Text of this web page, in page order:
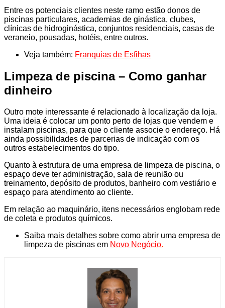
Entre os potenciais clientes neste ramo estão donos de
piscinas particulares, academias de ginástica, clubes,
clínicas de hidroginástica, conjuntos residenciais, casas de
veraneio, pousadas, hotéis, entre outros.
Veja também: Franquias de Esfihas
Limpeza de piscina – Como ganhar
dinheiro
Outro mote interessante é relacionado à localização da loja.
Uma ideia é colocar um ponto perto de lojas que vendem e
instalam piscinas, para que o cliente associe o endereço. Há
ainda possibilidades de parcerias de indicação com os
outros estabelecimentos do tipo.
Quanto à estrutura de uma empresa de limpeza de piscina, o
espaço deve ter administração, sala de reunião ou
treinamento, depósito de produtos, banheiro com vestiário e
espaço para atendimento ao cliente.
Em relação ao maquinário, itens necessários englobam rede
de coleta e produtos químicos.
Saiba mais detalhes sobre como abrir uma empresa de
limpeza de piscinas em Novo Negócio.